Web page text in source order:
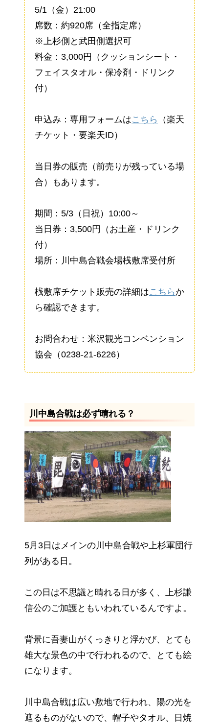
5/1（金）21:00
席数：約920席（全指定席）
※上杉側と武田側選択可
料金：3,000円（クッションシート・
フェイスタオル・保冷剤・ドリンク
付）
申込み：専用フォームはこちら
（楽天
チケット・要楽天ID）
当日券の販売（前売りが残っている場
合）もあります。
期間：5/3（日祝）10:00～
当日券：3,500円（お土産・ドリンク
付）
場所：川中島合戦会場桟敷席受付所
桟敷席チケット販売の詳細はこちらか
ら確認できます。
お問合わせ：米沢観光コンベンション
協会（0238-21-6226）
川中島合戦は必ず晴れる？
5月3日はメインの川中島合戦や上杉軍団行
列がある日。
この日は不思議と晴れる日が多く、上杉謙
信公のご加護ともいわれているんですよ。
背景に吾妻山がくっきりと浮かび、とても
雄大な景色の中で行われるので、とても絵
になります。
川中島合戦は広い敷地で行われ、陽の光を
遮るものがないので、帽子やタオル、日焼